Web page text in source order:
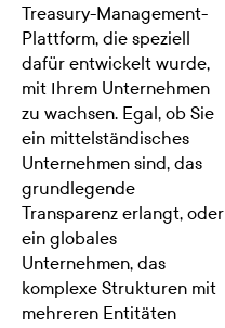
Treasury-Management-
Plattform, die speziell
dafür entwickelt wurde,
mit Ihrem Unternehmen
zu wachsen. Egal, ob Sie
ein mittelständisches
Unternehmen sind, das
grundlegende
Transparenz erlangt, oder
ein globales
Unternehmen, das
komplexe Strukturen mit
mehreren Entitäten